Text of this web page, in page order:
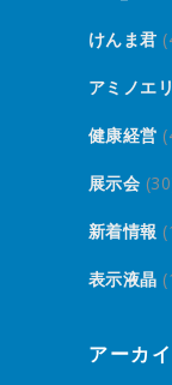
けんま君
アミノエ
健康経営
展示会
新着情報
表示液晶
アーカ